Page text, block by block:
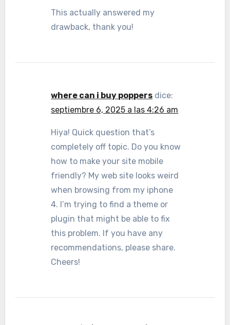
This actually answered my
drawback, thank you!
where can i buy poppers dice:
septiembre 6, 2025 a las 4:26 am
Hiya! Quick question that’s
completely off topic. Do you know
how to make your site mobile
friendly? My web site looks weird
when browsing from my iphone
4. I’m trying to find a theme or
plugin that might be able to fix
this problem. If you have any
recommendations, please share.
Cheers!